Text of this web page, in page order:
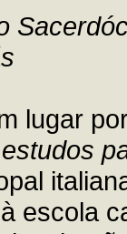
lugar
escola